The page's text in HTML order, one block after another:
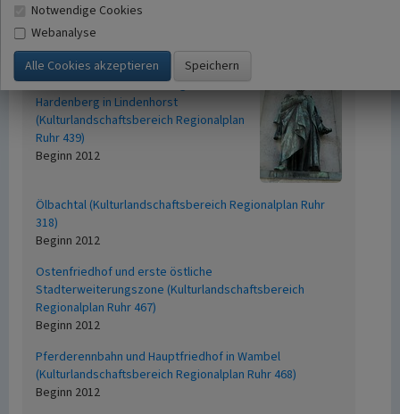
Lutherkirche in Hörde (Kulturlandschaftsbereich
Regionalplan Ruhr 476)
Beginn 2012
Minister Stein, Schachtanlage Fürst
Hardenberg in Lindenhorst
(Kulturlandschaftsbereich Regionalplan
Ruhr 439)
Beginn 2012
Ölbachtal (Kulturlandschaftsbereich Regionalplan Ruhr
318)
Beginn 2012
Ostenfriedhof und erste östliche
Stadterweiterungszone (Kulturlandschaftsbereich
Regionalplan Ruhr 467)
Beginn 2012
Pferderennbahn und Hauptfriedhof in Wambel
(Kulturlandschaftsbereich Regionalplan Ruhr 468)
Beginn 2012
Notwendige Cookies
Webanalyse